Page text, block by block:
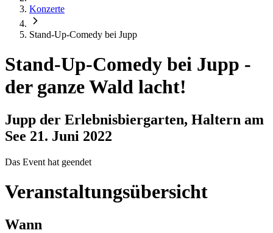
Konzerte
Stand-Up-Comedy bei Jupp
Stand-Up-Comedy bei Jupp -
der ganze Wald lacht!
Jupp der Erlebnisbiergarten, Haltern am
See 21. Juni 2022
Das Event hat geendet
Veranstaltungsübersicht
Wann